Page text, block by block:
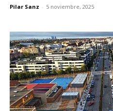
Pilar Sanz - 5 noviembre, 2025